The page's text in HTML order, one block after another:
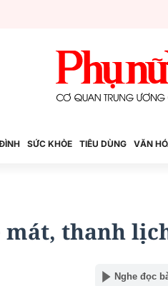
SỨC KHỎE TIÊU DÙNG VĂN
mát, thanh
Nghe đọc